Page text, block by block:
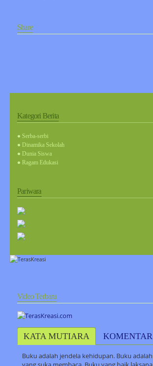
Share
Kategori Berita
● Serba-serbi
● Dinamika Sekolah
● Dunia Siswa
● Ragam Edukasi
Pariwara
Video Terbaru
KATA MUTIARA
Buku adalah jendela kehidupan. Buku